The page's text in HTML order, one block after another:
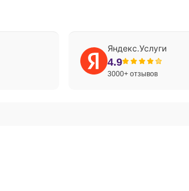
Яндекс.Услуги
4.9
3000+ отзывов